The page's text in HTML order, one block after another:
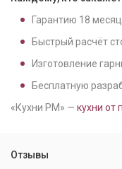
Гарантию 18
Быстрый расчёт
Изготовление
Бесплатную
«Кухни РМ» — кухни от
Отзывы